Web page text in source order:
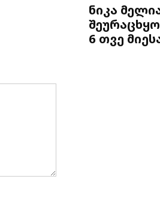
ნიკა
6 თვე